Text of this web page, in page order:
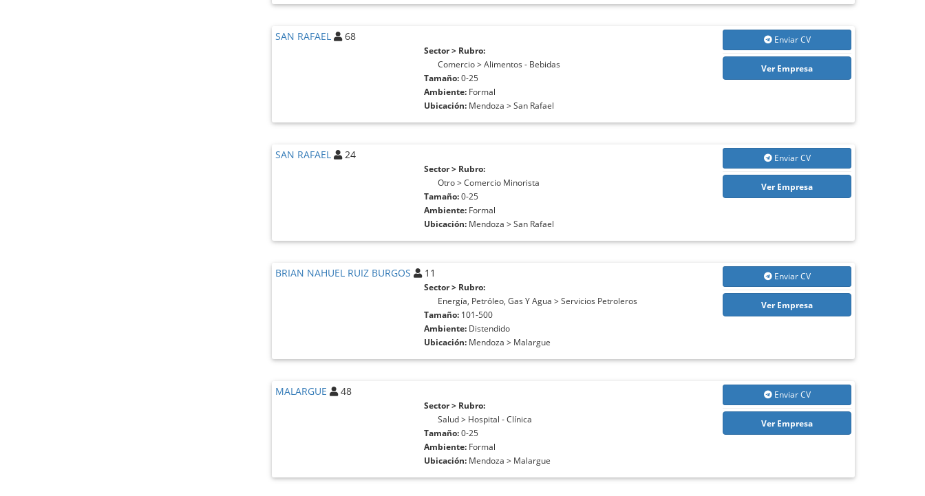
SAN RAFAEL 68
Sector > Rubro:
Comercio > Alimentos - Bebidas
Tamaño:0-25
Ambiente: Formal
Ubicación: Mendoza > San Rafael
Enviar CV
Ver Empresa
SAN RAFAEL 24
Sector > Rubro:
Otro > Comercio Minorista
Tamaño:0-25
Ambiente: Formal
Ubicación: Mendoza > San Rafael
Enviar CV
Ver Empresa
BRIAN NAHUEL RUIZ BURGOS 11
Sector > Rubro:
Energía, Petróleo, Gas Y Agua > Servicios Petroleros
Tamaño: 101-500
Ambiente: Distendido
Ubicación: Mendoza > Malargue
Enviar CV
Ver Empresa
MALARGUE 48
Sector > Rubro:
Salud > Hospital - Clínica
Tamaño:0-25
Ambiente: Formal
Ubicación: Mendoza > Malargue
Enviar CV
Ver Empresa